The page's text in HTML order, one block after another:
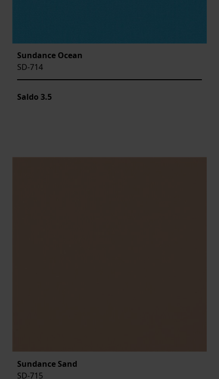
Sundance Ocean
SD-714
Saldo 3.5
Sundance Sand
SD-715